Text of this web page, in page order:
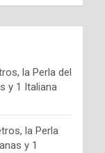
la Perla del
y 1 Italiana
la Perla
y 1